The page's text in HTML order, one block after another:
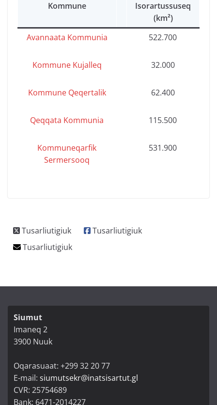
Kommune
Isorartussuseq
(km²)
Avannaata Kommunia
522.700
Kommune Kujalleq 32.000
Kommune Qeqertalik 62.400
Qeqqata Kommunia 115.500
Kommuneqarfik
Sermersooq
531.900
Siumut
Imaneq 2
3900 Nuuk
Oqarasuaat: +299 32 20 77
E-mail: siumutsekr@inatsisartut.gl
CVR: 25754689
Bank: 6471-2014227